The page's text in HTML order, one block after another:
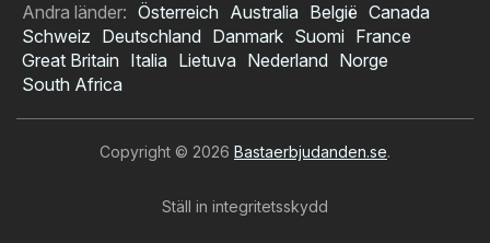
Andra länder: Österreich Australia België Canada
Schweiz Deutschland Danmark Suomi France
Great Britain Italia Lietuva Nederland Norge
South Africa
Copyright © 2026 Bastaerbjudanden.se.
Ställ in integritetsskydd